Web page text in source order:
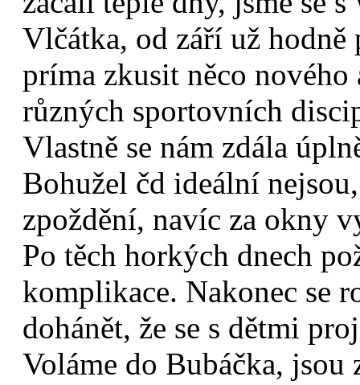
Vlčátka, od září už
príma zkusit něco
různých sportovních
Vlastně se nám zdála
Bohužel čd ideální
zpoždění, navíc za okny
Po těch horkých dnech
komplikace. Nakonec se
dohánět, že se s dětmi
Voláme do Bubáčka, jsou